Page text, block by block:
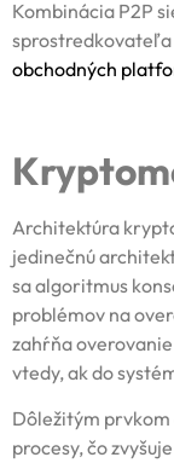
Kombinácia P2P
sprostredkovateľa
obchodných
Architektúra
jedinečnú
sa algoritmus
problémov na
zahŕňa
vtedy, ak do
Dôležitým
procesy, čo